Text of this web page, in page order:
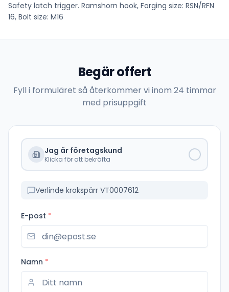
Safety latch trigger. Ramshorn hook, Forging size: RSN/RFN
16, Bolt size: M16
Begär offert
Fyll i formuläret så återkommer vi inom 24 timmar
med prisuppgift
Jag är företagskund
Klicka för att bekräfta
Verlinde krokspärr VT0007612
E-post *
Namn *